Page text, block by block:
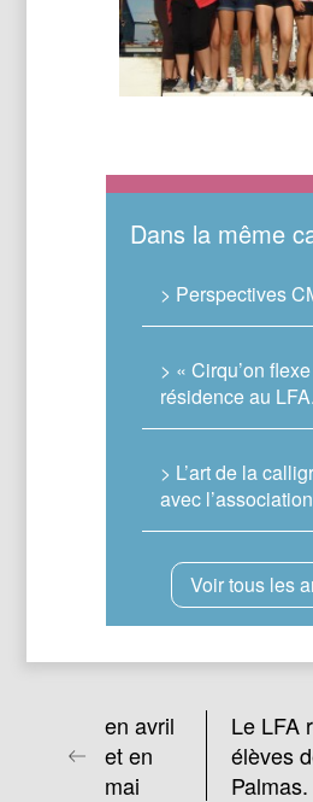
Dans la même
> Perspectives
> « Cirqu’on
résidence au LFA.
> L’art de la
avec
Voir tous les
en avril
et en
mai
Le LFA
élèves
Palmas.